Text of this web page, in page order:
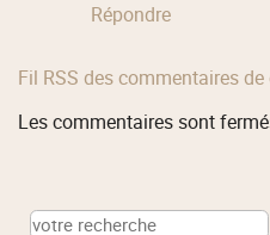
Répondre
Fil RSS des commentaires
Les commentaires sont